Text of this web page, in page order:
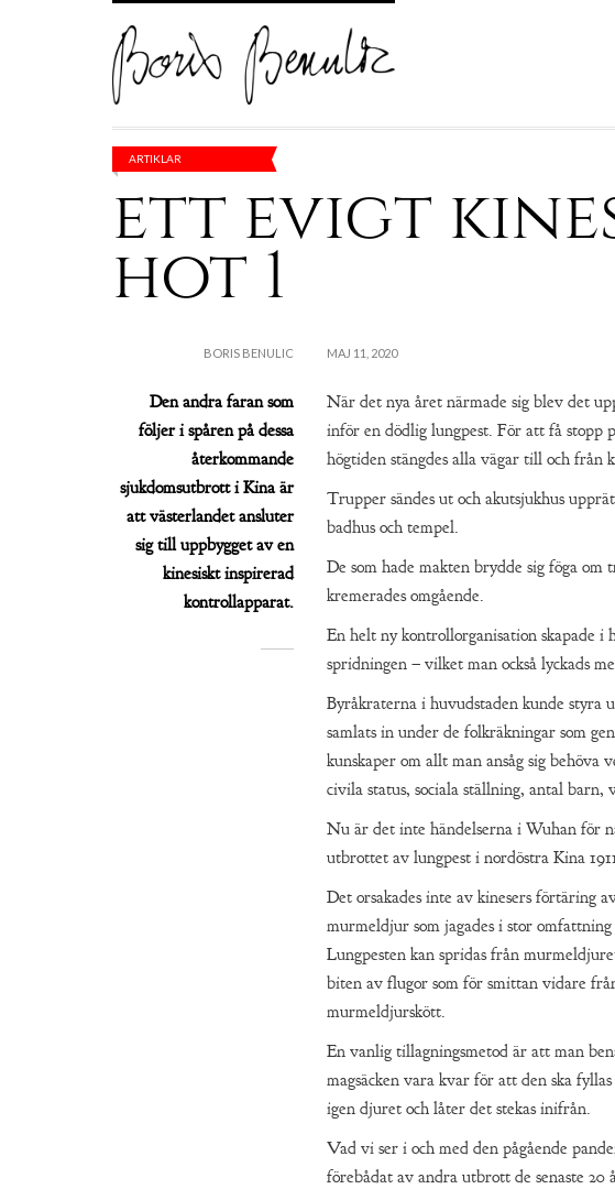
ARTIKLAR
ett evigt
hot 1
BORIS BENULIC
Den andra faran som
följer i spåren på dessa
återkommande
sjukdomsutbrott i Kina är
att västerlandet ansluter
sig till uppbygget av en
kinesiskt inspirerad
kontrollapparat.
MAJ 11, 2020
När det nya året närmade sig blev det
inför en dödlig lungpest. För att få stopp
högtiden stängdes alla vägar till och från
Trupper sändes ut och akutsjukhus
badhus och tempel.
De som hade makten brydde sig föga
kremerades omgående.
En helt ny kontrollorganisation skapade
spridningen – vilket man också lyckads
Byråkraterna i huvudstaden kunde styra
samlats in under de folkräkningar som
kunskaper om allt man ansåg sig behöva
civila status, sociala ställning, antal barn,
Nu är det inte händelserna i Wuhan för
utbrottet av lungpest i nordöstra Kina
Det orsakades inte av kinesers förtäring
murmeldjur som jagades i stor
Lungpesten kan spridas från
biten av flugor som för smittan vidare
murmeldjurskött.
En vanlig tillagningsmetod är att man
magsäcken vara kvar för att den ska
igen djuret och låter det stekas inifrån.
Vad vi ser i och med den pågående
förebådat av andra utbrott de senaste